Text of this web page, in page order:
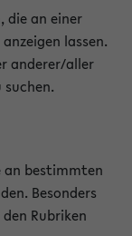
die an einer
lassen.
anderer/aller
an bestimmten
Besonders
Rubriken